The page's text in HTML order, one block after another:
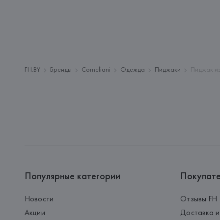
FH.BY Бренды Corneliani Одежда Пиджаки Пиджак
Популярные категории
Новости
Акции
Отзывы FH
Доставка